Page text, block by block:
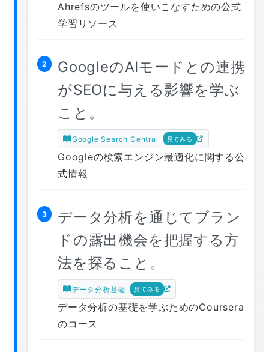
Ahrefsのツールを使いこなすための公式
学習リソース
2
GoogleのAIモードとの連携
がSEOに与える影響を学ぶ
こと。
Google Search Central 見てみる
Googleの検索エンジン最適化に関する公
式情報
3
データ分析を通じてブラン
ドの露出機会を把握する方
法を探ること。
データ分析基礎 見てみる
データ分析の基礎を学ぶためのCoursera
のコース